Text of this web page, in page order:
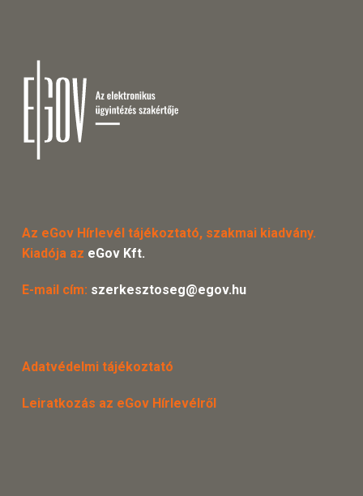
Az eGov Hírlevél tájékoztató, szakmai kiadvány.
Kiadója az eGov Kft.
E-mail cím: szerkesztoseg@egov.hu
Adatvédelmi tájékoztató
Leiratkozás az eGov Hírlevélről